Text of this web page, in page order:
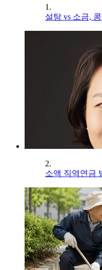
1.
설탕 vs 소금,
2.
소액 직역연금